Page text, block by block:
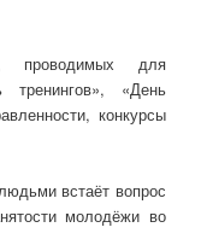
проводимых для
«День
конкурсы
встаёт вопрос
молодёжи во